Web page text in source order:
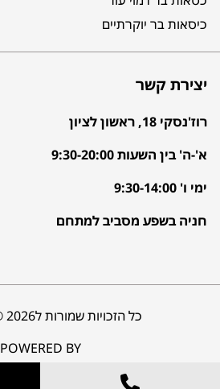
כיסאות בר יוקרתיים
יצירת קשר
רוז'נסקי 18, ראשון לציון
א'-ה' בין השעות 9:30-20:00
ימי ו' 9:30-14:00
חניה בשפע מסביב למתחם
כל הזכויות שמורות לHome21 © 2026
POWERED BY